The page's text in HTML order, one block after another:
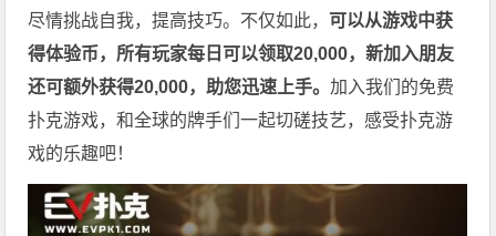
尽情挑战自我，提高技巧。不仅如此， 可以从游戏中获
得体验币，所有玩家每日可以领取20,000，新加入朋友
还可额外获得20,000，助您迅速上手。加入我们的免费
扑克游戏，和全球的牌手们一起切磋技艺，感受扑克游
戏的乐趣吧！